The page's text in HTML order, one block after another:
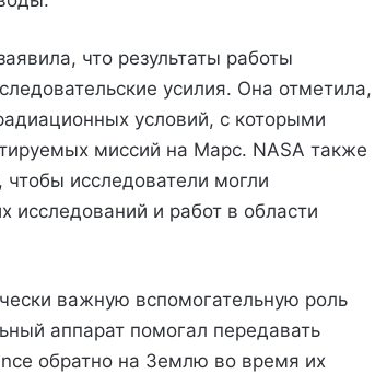
что результаты работы
усилия. Она отметила,
условий, с которыми
миссий на Марс. NASA также
исследователи могли
исследований и работ в области
важную вспомогательную роль
аппарат помогал передавать
обратно на Землю во время их